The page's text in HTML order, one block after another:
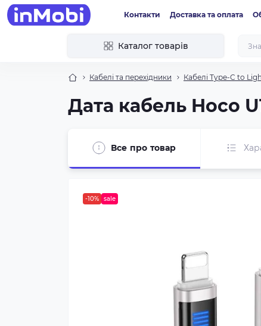
Контакти Доставка та оплата
Каталог товарів
Кабелі та перехідники Кабелі Type-C to
Дата кабель Hoco
Все про товар
-10% sale